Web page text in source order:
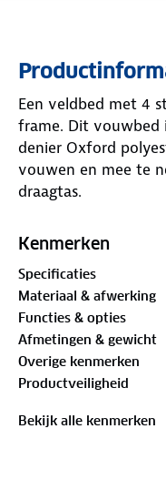
Een veldbed met 4
frame. Dit vouwbed
denier Oxford
vouwen en mee te
draagtas.
Kenmerken
Specificaties
Materiaal & afwerking
Functies & opties
Afmetingen & gewicht
Overige kenmerken
Productveiligheid
Bekijk alle kenmerken